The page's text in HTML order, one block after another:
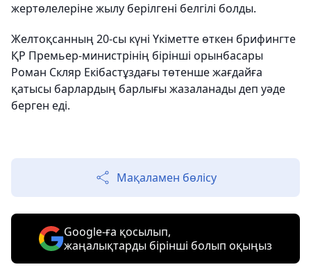
жертөлелеріне жылу берілгені белгілі болды.
Желтоқсанның 20-сы күні Үкіметте өткен брифингте
ҚР Премьер-министрінің бірінші орынбасары
Роман Скляр Екібастұздағы төтенше жағдайға
қатысы барлардың барлығы жазаланады деп уәде
берген еді.
Мақаламен бөлісу
Google-ға қосылып,
жаңалықтарды бірінші болып оқыңыз